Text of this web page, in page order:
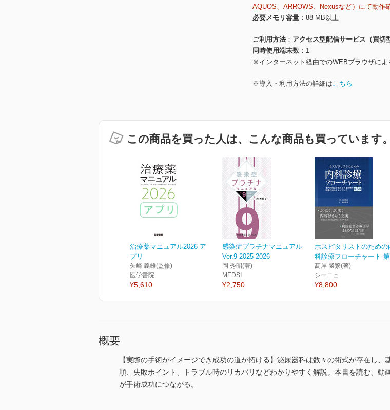
AQUOS、ARROWS、Nexusなど）にて動作
必要メモリ容量
88 MB以上
ご利用方法
アクセス型配信サービス（買切
同時使用端末数
1
※インターネット経由でのWEBブラウザによ
※導入・利用方法の詳細はこちら
この商品を買った人は、こんな商品も買っています。
治療薬マニュアル2026 ア
プリ
矢崎 義雄(監修)
医学書院
¥5,610
感染症プラチナマニュアル
Ver.9 2025-2026
岡 秀昭(著)
MEDSI
¥2,750
ホスピタリストのための
科診療フローチャート
髙岸 勝繁(著)
シーニュ
¥8,800
概要
【実際の手術がイメージでき成功の道が拓ける】泌尿器科は数々の術式が存在し
順、失敗ポイント、トラブル時のリカバリなどわかりやすく解説。本書を読む、
が手術成功につながる。